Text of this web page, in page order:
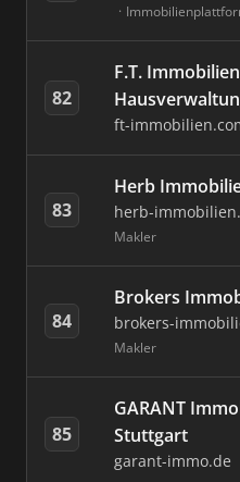
82
F.T. Immobilien
ft-
83
Herb
herb-
Makler
84
Brokers
brokers-
Makler
85
GARANT
Stuttgart
garant-immo.de